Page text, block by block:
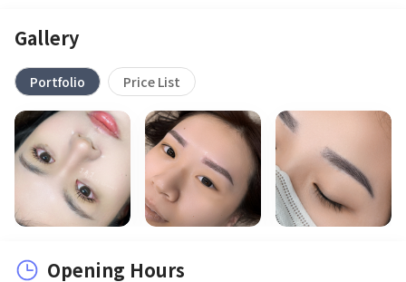
Gallery
Portfolio Price List
Opening Hours